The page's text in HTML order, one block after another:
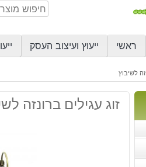
חיפוש
עבור:
ראשי ייעוץ ועיצוב העסק
לשיבוץ
זוג עגילים ברונזה